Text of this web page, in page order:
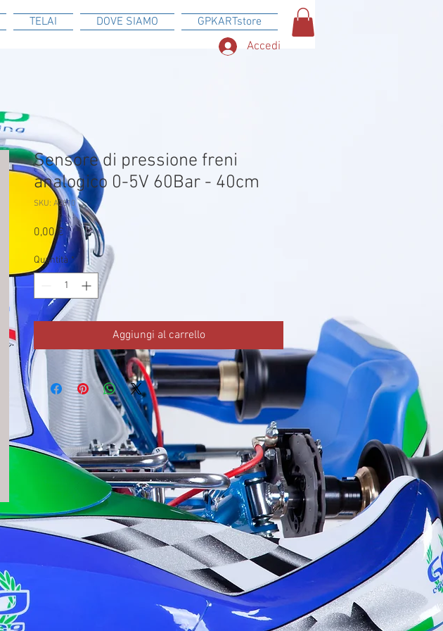
TELAI DOVE SIAMO
GPKARTstore
Accedi
Sensore di pressione freni
analogico 0-5V 60Bar - 40cm
SKU: A2810
0,00 € Prezzo
Quantità *
Aggiungi al carrello